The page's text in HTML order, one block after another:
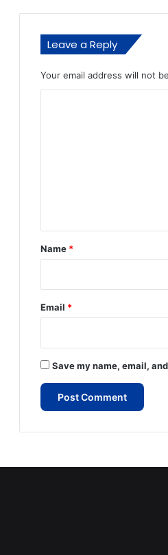
Leave a Reply
Your email address will not
*
Name *
Email *
Save my name, email,